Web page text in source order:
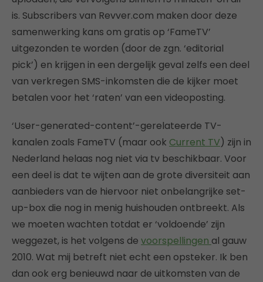
is. Subscribers van Revver.com maken door deze
samenwerking kans om gratis op ‘FameTV’
uitgezonden te worden (door de zgn. ‘editorial
pick’) en krijgen in een dergelijk geval zelfs een deel
van verkregen SMS-inkomsten die de kijker moet
betalen voor het ‘raten’ van een videoposting.
‘User-generated-content’-gerelateerde TV-
kanalen zoals FameTV (maar ook Current TV) zijn in
Nederland helaas nog niet via tv beschikbaar. Voor
een deel is dat te wijten aan de grote diversiteit aan
aanbieders van de hiervoor niet onbelangrijke set-
up-box die nog in menig huishouden ontbreekt. Als
we moeten wachten totdat er ‘voldoende’ zijn
weggezet, is het volgens de voorspellingen al gauw
2010. Wat mij betreft niet echt een opsteker. Ik ben
dan ook erg benieuwd naar de uitkomsten van de